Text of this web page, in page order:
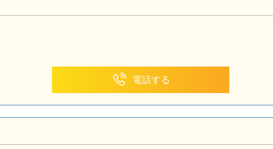
電話する